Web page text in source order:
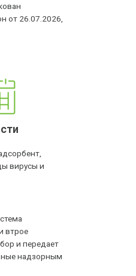
от 26.07.2026,
вирусы и
втрое
и передает
надзорным